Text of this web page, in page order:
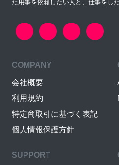
た用事を依頼したい人と、仕事をし
COMPANY
会社概要
利用規約
特定商取引に基づく表記
個人情報保護方針
SUPPORT